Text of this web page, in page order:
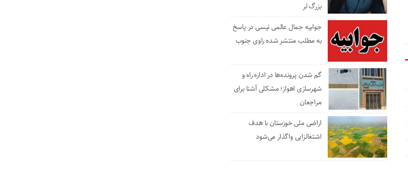
بزرگ لر
جوابیه جمال عالمی نیسی در پاسخ
به مطلب منتشر شده راوی جنوب
گم شدن پرونده‌ها در اداره راه و
شهرسازی اهواز؛ مشکلی آشنا برای
مراجعان
اراضی ملی خوزستان با هدف
اشتغالزایی واگذار می‌شود